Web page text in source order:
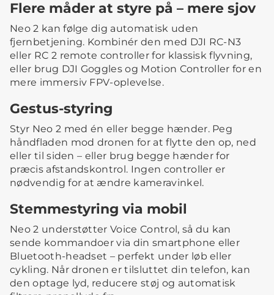
Flere måder at styre på – mere sjov
Neo 2 kan følge dig automatisk uden
fjernbetjening. Kombinér den med DJI RC-N3
eller RC 2 remote controller for klassisk flyvning,
eller brug DJI Goggles og Motion Controller for en
mere immersiv FPV-oplevelse.
Gestus-styring
Styr Neo 2 med én eller begge hænder. Peg
håndfladen mod dronen for at flytte den op, ned
eller til siden – eller brug begge hænder for
præcis afstandskontrol. Ingen controller er
nødvendig for at ændre kameravinkel.
Stemmestyring via mobil
Neo 2 understøtter Voice Control, så du kan
sende kommandoer via din smartphone eller
Bluetooth-headset – perfekt under løb eller
cykling. Når dronen er tilsluttet din telefon, kan
den optage lyd, reducere støj og automatisk